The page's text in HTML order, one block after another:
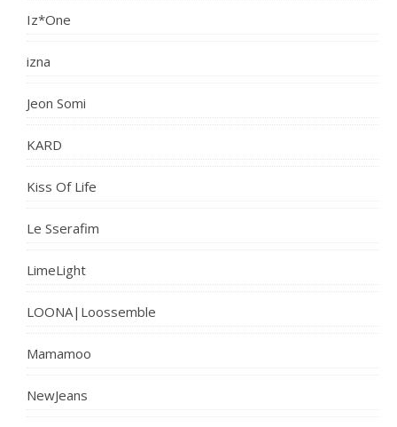
Iz*One
izna
Jeon Somi
KARD
Kiss Of Life
Le Sserafim
LimeLight
LOONA|Loossemble
Mamamoo
NewJeans